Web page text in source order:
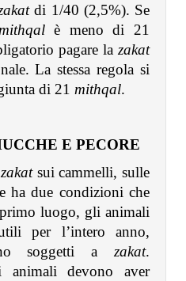
di 1/40 (2,5%). Se
mithqalè meno di 21
pagare la zakat
La stessa regola si
di 21 mithqal.
E PECORE
zakatsui cammelli, sulle
ha due condizioni che
luogo, gli animali
per l’intero anno,
soggetti a zakat.
animali devono aver